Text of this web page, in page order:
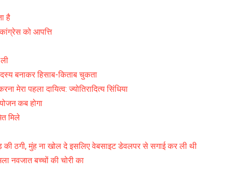
है
को आपत्ति
बनाकर हिसाब-किताब चुकता
पहला दायित्व: ज्योतिरादित्य सिंधिया
कब होगा
मिले
ठगी, मुंह ना खोल दे इसलिए वेबसाइट डेवलपर से सगाई कर ली थी
नवजात बच्चों की चोरी का